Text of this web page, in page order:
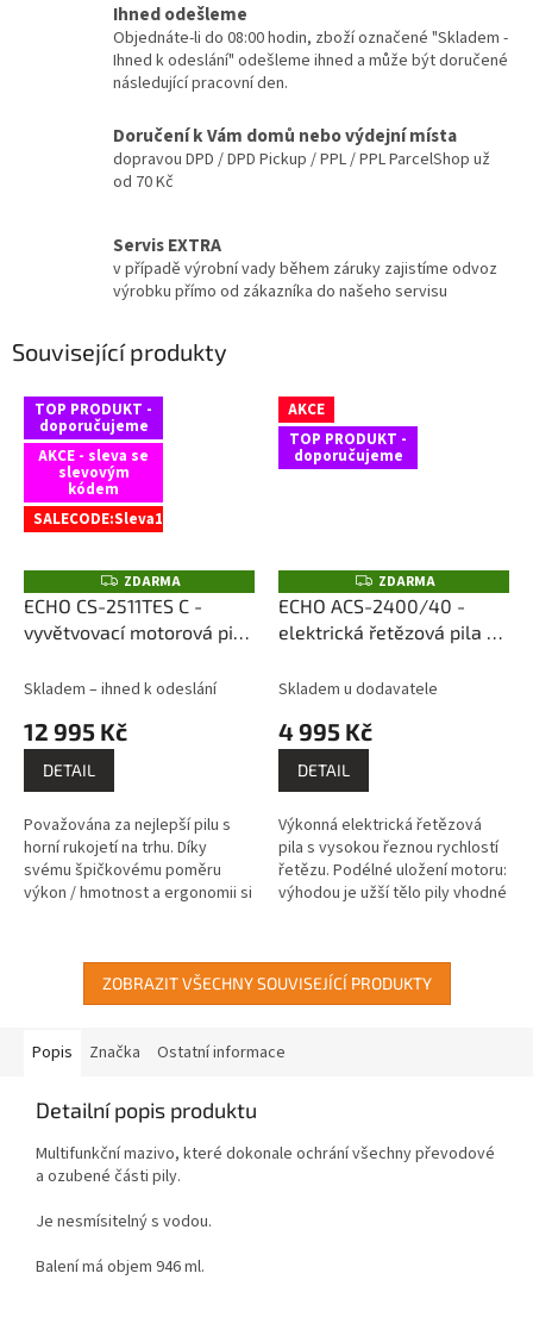
Ihned odešleme
Objednáte-li do 08:00 hodin, zboží označené "Skladem -
Ihned k odeslání" odešleme ihned a může být doručené
následující pracovní den.
Doručení k Vám domů nebo výdejní místa
dopravou DPD / DPD Pickup / PPL / PPL ParcelShop už
od 70 Kč
Servis EXTRA
v případě výrobní vady během záruky zajistíme odvoz
výrobku přímo od zákazníka do našeho servisu
Související produkty
TOP PRODUKT -
doporučujeme
AKCE - sleva se
slevovým
kódem
SALECODE:Sleva15:1500:fix:CZK
Z
D
A
R
ZDARMA
ECHO CS-2511TES C -
vyvětvovací motorová pila
ECHO Power Blend Gold
na lišty a řetěz
Skladem – ihned k odeslání
12 995 Kč
DETAIL
Považována za nejlepší pilu s
horní rukojetí na trhu. Díky
svému špičkovému poměru
výkon / hmotnost a ergonomii si
AKCE
TOP PRODUKT -
doporučujeme
Z
D
A
R
ZDARMA
ECHO ACS-2400/40 -
elektrická řetězová pila +
řetěz 16" / 40 cm, 3/8", 56
Skladem u dodavatele
4 995 Kč
DETAIL
Výkonná elektrická řetězová
pila s vysokou řeznou rychlostí
řetězu. Podélné uložení motoru:
výhodou je užší tělo pily vhodné
ZOBRAZIT VŠECHNY SOUVISEJÍCÍ PRODUKTY
Popis Značka Ostatní informace
Detailní popis produktu
Multifunkční mazivo, které dokonale ochrání všechny převodové
a ozubené části pily.
Je nesmísitelný s vodou.
Balení má objem 946 ml.